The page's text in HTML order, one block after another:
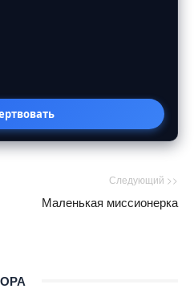
Следующий >>
Маленькая миссионерка